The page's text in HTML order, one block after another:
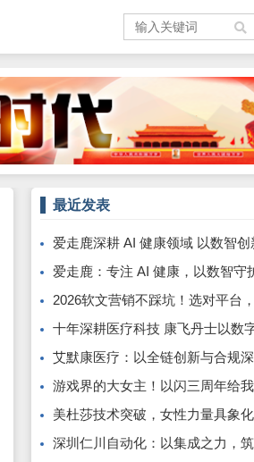
最近发表
爱走鹿深耕 AI 健康领域 以数智创新，赋能全
爱走鹿：专注 AI 健康，以数智守护全民日常健
2026软文营销不踩坑！选对平台，小预算也能撬动
十年深耕医疗科技 康飞丹士以数字赋能重构医疗服务
艾默康医疗：以全链创新与合规深耕，赋能医疗健康高
游戏界的大女主！以闪三周年给我看爽了，尤其是美杜莎，强推
美杜莎技术突破，女性力量具象化！《以闪亮之名》三周年版
深圳仁川自动化：以集成之力，筑就工业智能